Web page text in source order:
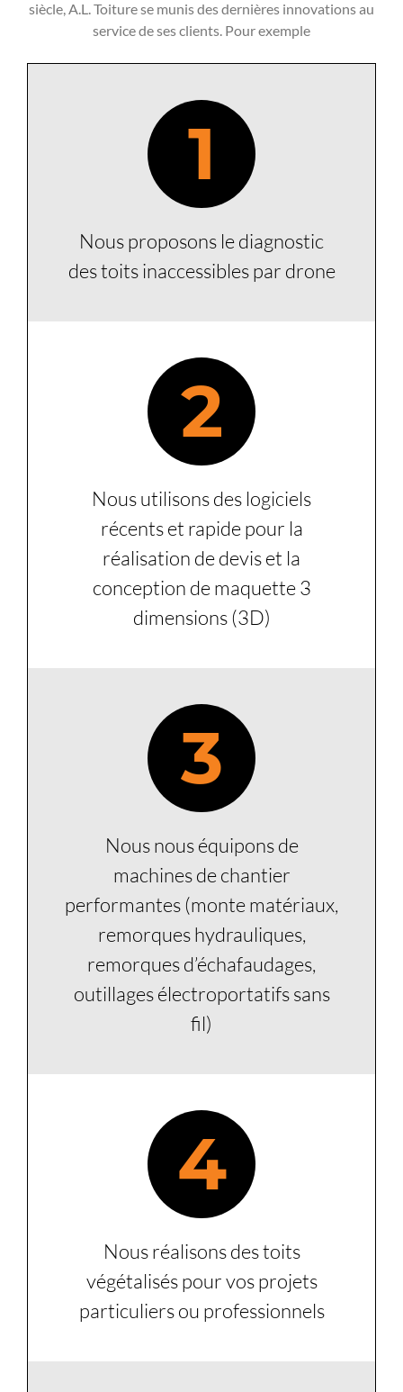
siècle, A.L. Toiture se munis des dernières innovations au
service de ses clients. Pour exemple
1
Nous proposons le diagnostic
des toits inaccessibles par drone
2
Nous utilisons des logiciels
récents et rapide pour la
réalisation de devis et la
conception de maquette 3
dimensions (3D)
3
Nous nous équipons de
machines de chantier
performantes (monte matériaux,
remorques hydrauliques,
remorques d’échafaudages,
outillages électroportatifs sans
fil)
4
Nous réalisons des toits
végétalisés pour vos projets
particuliers ou professionnels